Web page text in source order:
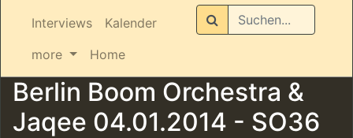
Interviews
Kalender
more
Home
Suchen
Berlin Boom Orchestra &
Jaqee 04.01.2014 - SO36